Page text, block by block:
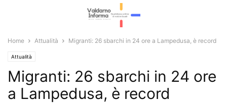
Home Attualità Migranti: 26 sbarchi in 24 ore a Lampedusa, è record
Attualità
Migranti: 26 sbarchi in 24 ore
a Lampedusa, è record